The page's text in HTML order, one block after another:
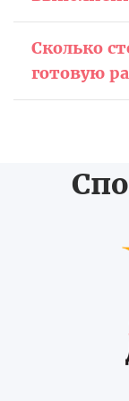
Сколько
готовую